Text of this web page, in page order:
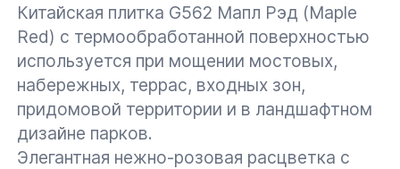
Китайская плитка G562 Мапл Рэд (Maple
Red) с термообработанной поверхностью
используется при мощении мостовых,
набережных, террас, входных зон,
придомовой территории и в ландшафтном
дизайне парков.
Элегантная нежно-розовая расцветка с